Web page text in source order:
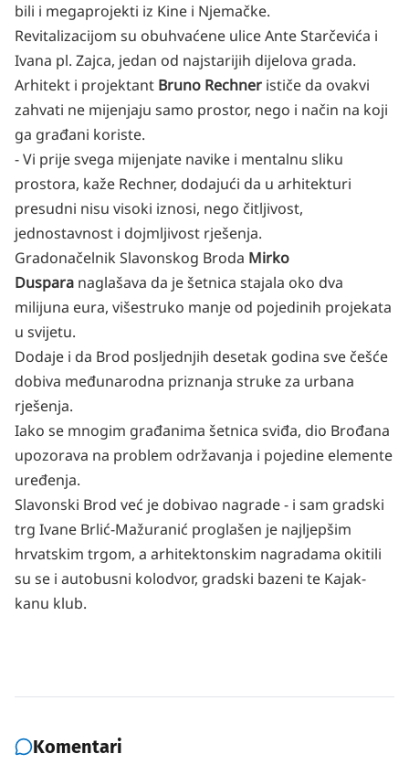
bili i megaprojekti iz Kine i Njemačke.
Revitalizacijom su obuhvaćene ulice Ante Starčevića i
Ivana pl. Zajca, jedan od najstarijih dijelova grada.
Arhitekt i projektant Bruno Rechner ističe da ovakvi
zahvati ne mijenjaju samo prostor, nego i način na koji
ga građani koriste.
- Vi prije svega mijenjate navike i mentalnu sliku
prostora, kaže Rechner, dodajući da u arhitekturi
presudni nisu visoki iznosi, nego čitljivost,
jednostavnost i dojmljivost rješenja.
Gradonačelnik Slavonskog Broda Mirko
Duspara naglašava da je šetnica stajala oko dva
milijuna eura, višestruko manje od pojedinih projekata
u svijetu.
Dodaje i da Brod posljednjih desetak godina sve češće
dobiva međunarodna priznanja struke za urbana
rješenja.
Iako se mnogim građanima šetnica sviđa, dio Brođana
upozorava na problem održavanja i pojedine elemente
uređenja.
Slavonski Brod već je dobivao nagrade - i sam gradski
trg Ivane Brlić-Mažuranić proglašen je najljepšim
hrvatskim trgom, a arhitektonskim nagradama okitili
su se i autobusni kolodvor, gradski bazeni te Kajak-
kanu klub.
Komentari